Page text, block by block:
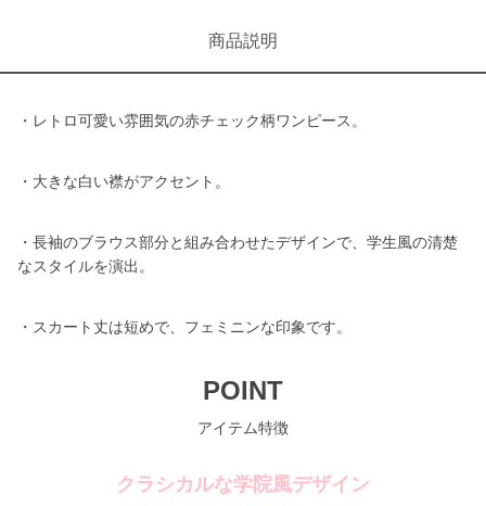
商品説明
・レトロ可愛い雰囲気の赤チェック柄ワンピース。
・大きな白い襟がアクセント。
・長袖のブラウス部分と組み合わせたデザインで、学生風の清楚
なスタイルを演出。
・スカート丈は短めで、フェミニンな印象です。
POINT
アイテム特徴
クラシカルな学院風デザイン